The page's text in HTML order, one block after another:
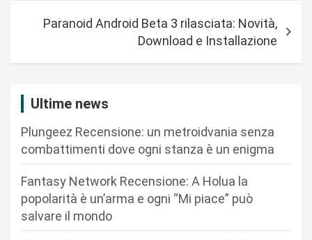
a
Paranoid Android Beta 3 rilasciata: Novità,
Download e Installazione
Ultime news
Plungeez Recensione: un metroidvania senza
combattimenti dove ogni stanza è un enigma
Fantasy Network Recensione: A Holua la
popolarità è un’arma e ogni “Mi piace” può
salvare il mondo